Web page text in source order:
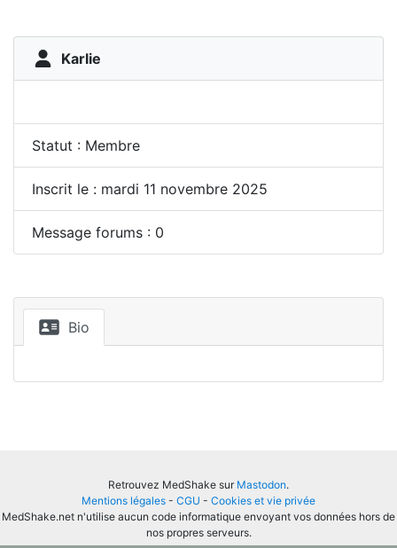
Karlie
Statut : Membre
Inscrit le : mardi 11 novembre 2025
Message forums : 0
Bio
Retrouvez MedShake sur Mastodon.
Mentions légales - CGU - Cookies et vie privée
MedShake.net n'utilise aucun code informatique envoyant vos données hors de
nos propres serveurs.